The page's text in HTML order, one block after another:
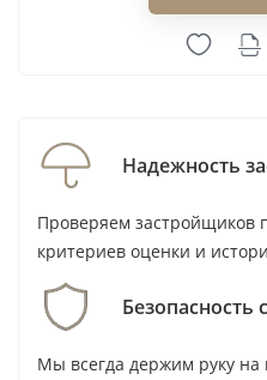
проверить
эскроу-счёт,
Не строить расчёт
Golden Visa
AED по оценке
требование
объекты могут
Надежность
Проверяем застройщиков
критериев оценки и
Безопасность
Мы всегда держим руку на